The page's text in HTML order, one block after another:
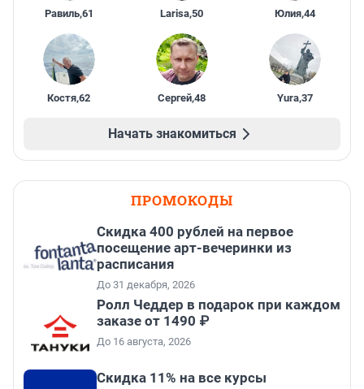
Равиль,61 Larisa,50 Юлия,44
Костя,62 Сергей,48 Yura,37
Начать знакомиться
ПРОМОКОДЫ
Cкидка 400 рублей на первое
посещение арт-вечеринки из
расписания
До 31 декабря, 2026
Ролл Чеддер в подарок при каждом
заказе от 1490 ₽
До 16 августа, 2026
Скидка 11% на все курсы